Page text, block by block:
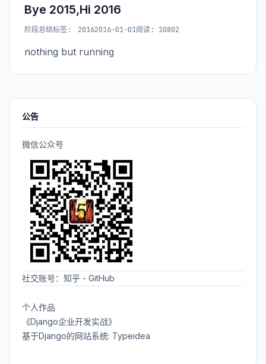
也快满了”。
Bye 2015,Hi 2016
阶段总结标签: 20162016-01-01阅读: 10802
nothing but running
公告
微信公众号
社交账号： 知乎 - GitHub
个人作品
《Django企业开发实战》
基于Django的网站系统: Typeidea